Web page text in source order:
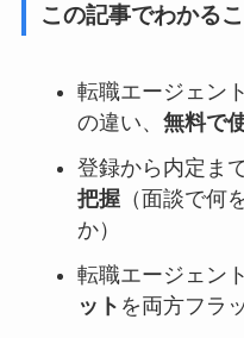
この記事でわかる
転職エージェン
の違い、 無料で
登録から内定ま
把握（面談で何
か）
転職エージェン
ット を両方フラ